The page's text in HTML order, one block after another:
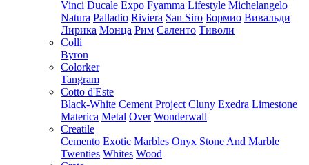
Vinci Ducale Expo Fyamma Lifestyle Michelangelo
Natura Palladio Riviera San Siro Бормио Вивальди
Лирика Монца Рим Саленто Тиволи
Colli
Byron
Colorker
Tangram
Cotto d'Este
Black-White Cement Project Cluny Exedra Limestone
Materica Metal Over Wonderwall
Creatile
Cemento Exotic Marbles Onyx Stone And Marble
Twenties Whites Wood